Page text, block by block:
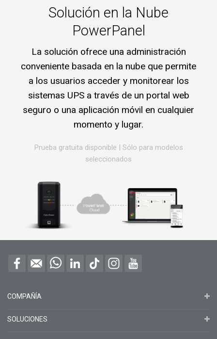
Solución en la Nube
PowerPanel
La solución ofrece una administración
conveniente basada en la nube que permite
a los usuarios acceder y monitorear los
sistemas UPS a través de un portal web
seguro o una aplicación móvil en cualquier
momento y lugar.
Prueba gratuita disponible | Sólo para modelos
seleccionados
COMPAÑÍA
SOLUCIONES